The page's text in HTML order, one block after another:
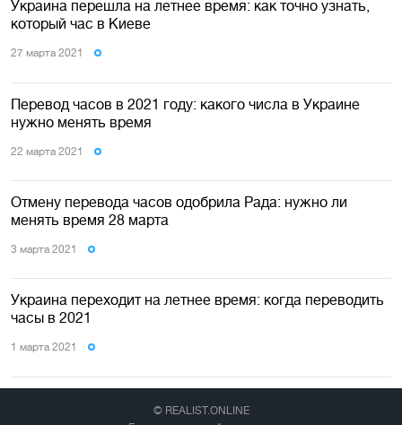
Украина перешла на летнее время: как точно узнать,
который час в Киеве
27 марта 2021
Перевод часов в 2021 году: какого числа в Украине
нужно менять время
22 марта 2021
Отмену перевода часов одобрила Рада: нужно ли
менять время 28 марта
3 марта 2021
Украина переходит на летнее время: когда переводить
часы в 2021
1 марта 2021
© REALIST.ONLINE